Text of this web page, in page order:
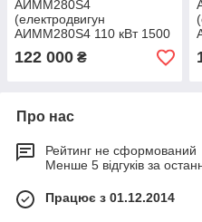
АИММ280S4
(електродвигун
АИММ280S4 110 кВт 1500
122 000 ₴
Про нас
Рейтинг не сформований
Менше 5 відгуків за
Працює з 01.12.2014